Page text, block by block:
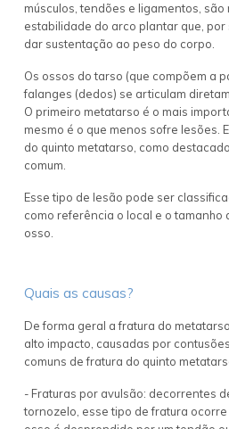
músculos, tendões e ligamentos,
estabilidade do arco plantar que,
dar sustentação ao peso do corpo.
Os ossos do tarso (que compõem a
falanges (dedos) se articulam
O primeiro metatarso é o mais
mesmo é o que menos sofre lesões.
do quinto metatarso, como
comum.
Esse tipo de lesão pode ser
como referência o local e o tamanho
osso.
Quais as causas?
De forma geral a fratura do
alto impacto, causadas por
comuns de fratura do quinto
- Fraturas por avulsão: decorrentes
tornozelo, esse tipo de fratura